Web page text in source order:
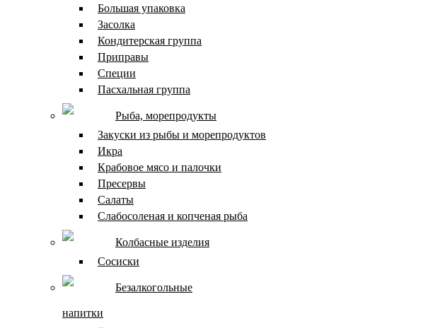
Большая упаковка
Засолка
Кондитерская группа
Приправы
Специи
Пасхальная группа
Рыба, морепродукты
Закуски из рыбы и морепродуктов
Икра
Крабовое мясо и палочки
Пресервы
Салаты
Слабосоленая и копченая рыба
Колбасные изделия
Сосиски
Безалкогольные
напитки